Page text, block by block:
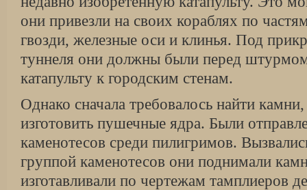
они привезли на своих кораблях по
гвозди, железные оси и клинья. Под
туннеля они должны были перед
катапульту к городским стенам.
Однако сначала требовалось найти
изготовить пушечные ядра. Были
каменотесов среди пилигримов.
группой каменотесов они поднимали
изготавливали по чертежам тамплиеров